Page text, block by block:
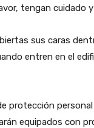
tengan cuidado
sus caras
entren en el
protección
equipados con